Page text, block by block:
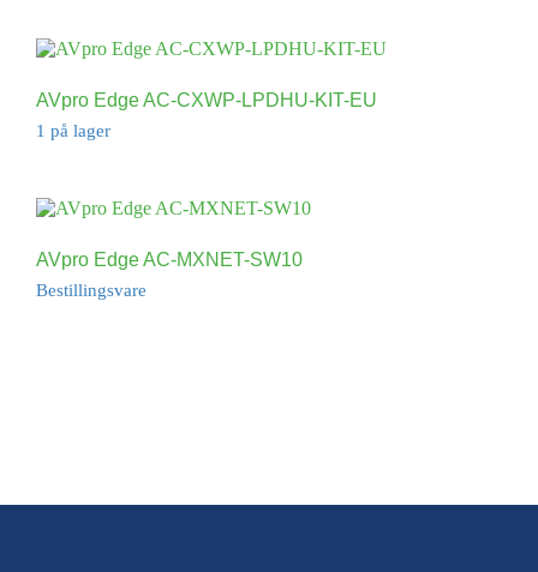
AVpro Edge AC-CXWP-LPDHU-KIT-EU
1 på lager
AVpro Edge AC-MXNET-SW10
Bestillingsvare